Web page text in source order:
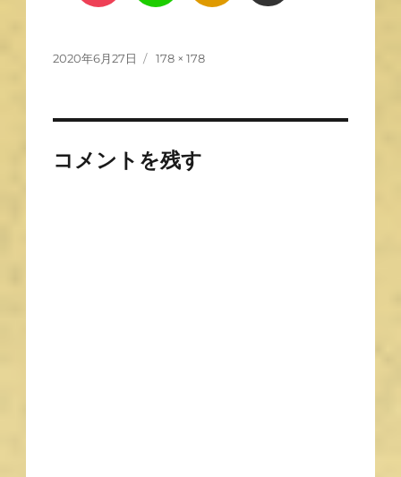
2020年6月27日 178 × 178
コメントを残す